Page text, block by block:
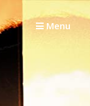
Menu